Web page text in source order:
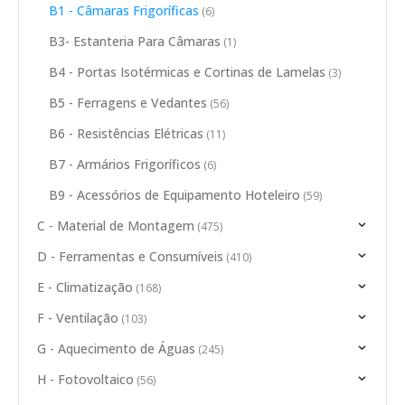
B1 - Câmaras Frigoríficas (6)
B3- Estanteria Para Câmaras (1)
B4 - Portas Isotérmicas e Cortinas de Lamelas (3)
B5 - Ferragens e Vedantes (56)
B6 - Resistências Elétricas (11)
B7 - Armários Frigoríficos (6)
B9 - Acessórios de Equipamento Hoteleiro (59)
C - Material de Montagem (475)
D - Ferramentas e Consumíveis (410)
E - Climatização (168)
F - Ventilação (103)
G - Aquecimento de Águas (245)
H - Fotovoltaico (56)